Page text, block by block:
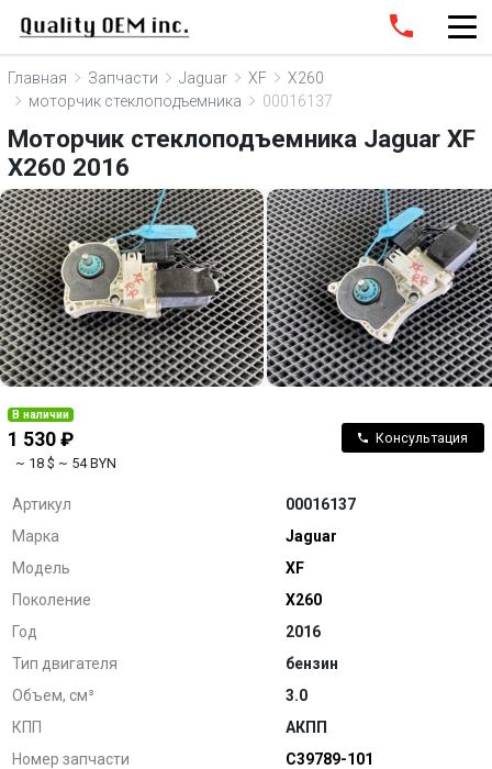
Главная Запчасти Jaguar XF
X260
моторчик стеклоподъемника
00016137
Моторчик стеклоподъемника Jaguar XF
X260 2016
В наличии
1 530 ₽
~ 18 $ ~ 54 BYN
Консультация
Артикул
00016137
Марка
Jaguar
Модель
XF
Поколение
X260
Год
2016
Тип двигателя
бензин
Объем, см³
3.0
КПП
АКПП
Номер запчасти
C39789-101